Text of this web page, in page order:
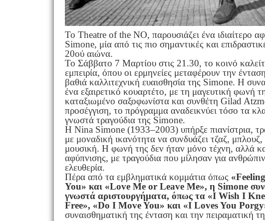
Το Theatre of the NO, παρουσιάζει ένα ιδιαίτερο
Simone, μία από τις πιο σημαντικές και
20ού αιώνα.
Το Σάββατο 7 Μαρτίου στις 21.30, το κοινό
εμπειρία, όπου οι ερμηνείες μεταφέρουν την
βαθιά καλλιτεχνική ευαισθησία της Simone. Η
ένα εξαιρετικό κουαρτέτο, με τη μαγευτική φωνή
καταξιωμένο σαξοφωνίστα και συνθέτη Gilad
προσέγγιση, το πρόγραμμα αναδεικνύει τόσο τα
γνωστά τραγούδια της Simone.
Η Nina Simone (1933–2003) υπήρξε πιανίστρια,
με μοναδική ικανότητα να συνδυάζει τζαζ,
μουσική. Η φωνή της δεν ήταν μόνο τέχνη, αλλά
αφύπνισης, με τραγούδια που μίλησαν για
ελευθερία.
Πέρα από τα εμβληματικά κομμάτια όπως
You» και «Love Me or Leave Me», η Simone
γνωστά αριστουργήματα, όπως τα «I Wish I
Free», «Do I Move You» και «I Loves You
συναισθηματική της ένταση και την πειραματική